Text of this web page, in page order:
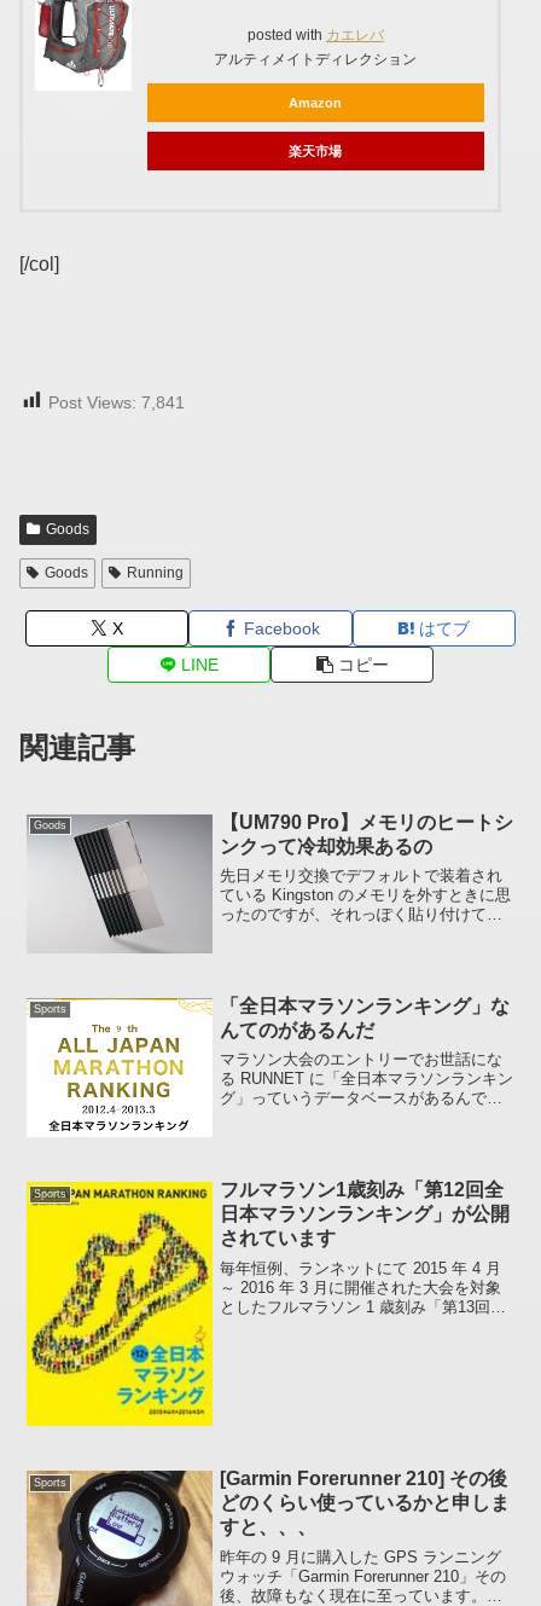
posted with カエレバ
アルティメイトディレクション
Amazon
楽天市場
[/col]
Post Views: 7,841
Goods
Goods Running
X Facebook
はてブ
LINE
コピー
関連記事
Goods
【UM790 Pro】メモリのヒートシ
ンクって冷却効果あるの
先日メモリ交換でデフォルトで装着され
ている Kingston のメモリを外すときに思
ったのですが、それっぽく貼り付けてあ
Sports
「全日本マラソンランキング」な
んてのがあるんだ
マラソン大会のエントリーでお世話にな
る RUNNET に「全日本マラソンランキン
グ」っていうデータベースがあるんです
化する企画。コン...
Sports
フルマラソン1歳刻み「第12回全
日本マラソンランキング」が公開
されています
毎年恒例、ランネットにて 2015 年 4 月
～ 2016 年 3 月に開催された大会を対象
としたフルマラソン 1 歳刻み「第13回全
Sports
[Garmin Forerunner 210] その後
どのくらい使っているかと申しま
すと、、、
昨年の 9 月に購入した GPS ランニング
ウォッチ「Garmin Forerunner 210」その
後、故障もなく現在に至っています。す